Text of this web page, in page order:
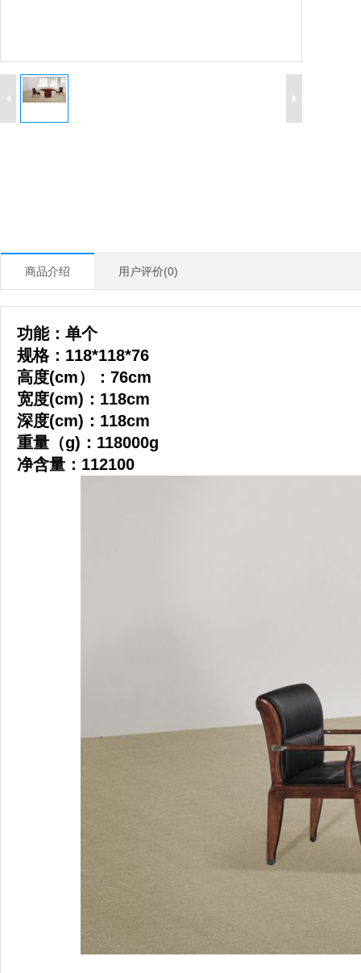
商品介绍 用户评价(0)
功能：单个
规格：118*118*76
高度(cm）：76cm
宽度(cm)：118cm
深度(cm)：118cm
重量（g)：118000g
净含量：112100